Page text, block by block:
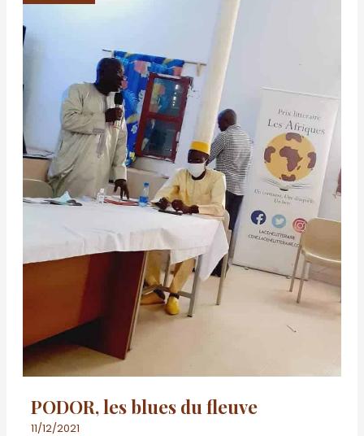
PODOR, les blues du fleuve
11/12/2021
du